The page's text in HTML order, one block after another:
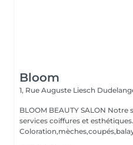
Bloom
1, Rue Auguste Liesch
BLOOM BEAUTY SALON
services coiffures et esthétiques.